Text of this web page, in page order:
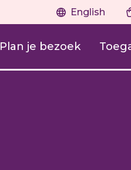
English
Plan je bezoek